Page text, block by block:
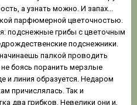
а узнать можно. И запах...
парфюмерной цветочностью.
подснежные грибы с цветочным
подснежники.
палкой проводить
боясь поранить мерзлые
и линия образуется. Недаром
причислялась. Так и
два грибков. Невелики они и,